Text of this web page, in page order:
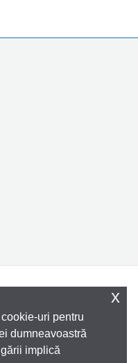
uri pentru
dumneavoastră
implică
x